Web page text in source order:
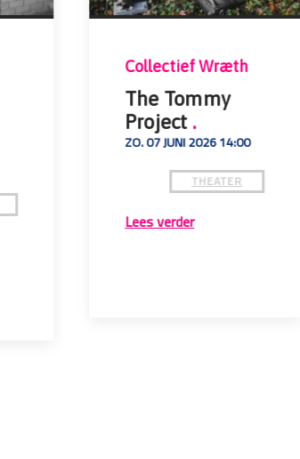
Collectief Wræth
The Tommy
Project .
ZO. 07 JUNI 2026 14:00
THEATER
Lees verder